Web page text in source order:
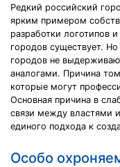
Редкий российский
ярким примером
разработки логотипов
городов существует.
городов не
аналогами. Причина
которые могут
Основная причина в
связи между властями
единого подхода к
Особо